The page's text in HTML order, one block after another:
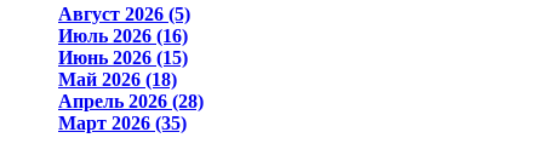
Август 2026 (5)
Июль 2026 (16)
Июнь 2026 (15)
Май 2026 (18)
Апрель 2026 (28)
Март 2026 (35)